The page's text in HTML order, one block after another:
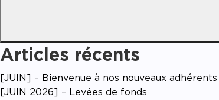
Articles récents
[JUIN] – Bienvenue à nos nouveaux adhérents
[JUIN 2026] – Levées de fonds